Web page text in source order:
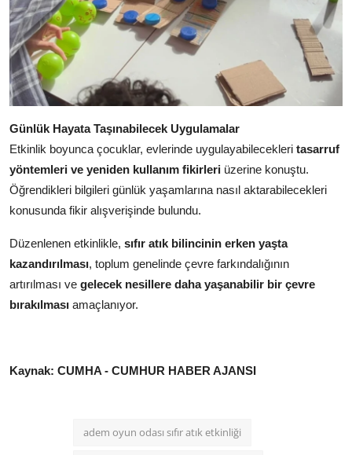
Günlük Hayata Taşınabilecek Uygulamalar
Etkinlik boyunca çocuklar, evlerinde uygulayabilecekleri tasarruf
yöntemleri ve yeniden kullanım fikirleri üzerine konuştu.
Öğrendikleri bilgileri günlük yaşamlarına nasıl aktarabilecekleri
konusunda fikir alışverişinde bulundu.
Düzenlenen etkinlikle, sıfır atık bilincinin erken yaşta
kazandırılması, toplum genelinde çevre farkındalığının
artırılması ve gelecek nesillere daha yaşanabilir bir çevre
bırakılması amaçlanıyor.
Kaynak: CUMHA - CUMHUR HABER AJANSI
adem oyun odası sıfır atık etkinliği